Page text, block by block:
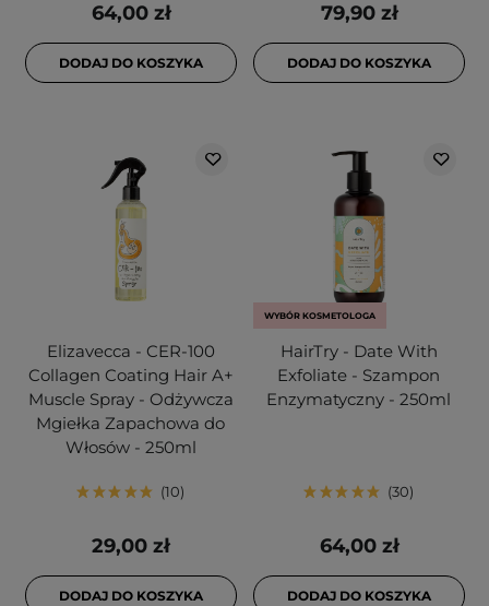
64,00 zł
DODAJ DO KOSZYKA
79,90 zł
DODAJ DO KOSZYKA
Elizavecca - CER-100
Collagen Coating Hair A+
Muscle Spray - Odżywcza
Mgiełka Zapachowa do
Włosów - 250ml
10
29,00 zł
DODAJ DO KOSZYKA
WYBÓR KOSMETOLOGA
HairTry - Date With
Exfoliate - Szampon
Enzymatyczny - 250ml
30
64,00 zł
DODAJ DO KOSZYKA